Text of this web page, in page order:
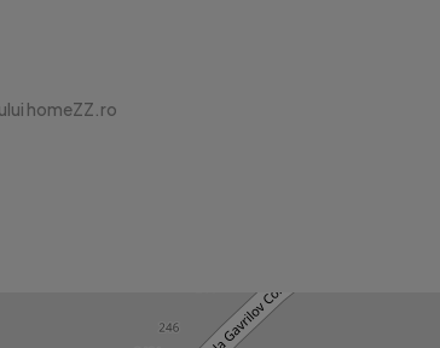
homeZZ.ro